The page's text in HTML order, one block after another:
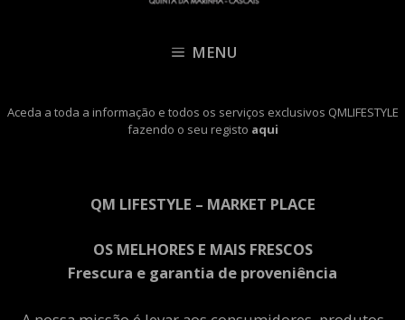
MENU
Aceda a toda a informação e todos os serviços exclusivos QMLIFESTYLE
fazendo o seu registo aqui
QM LIFESTYLE – MARKET PLACE
OS MELHORES E MAIS FRESCOS
Frescura e garantia de proveniência